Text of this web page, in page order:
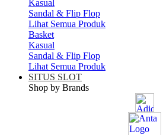
Kasual
Sandal & Flip Flop
Lihat Semua Produk
Basket
Kasual
Sandal & Flip Flop
Lihat Semua Produk
SITUS SLOT
Shop by Brands